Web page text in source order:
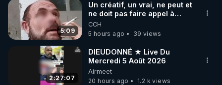
5:09
Un créatif, un vrai, ne peut et
ne doit pas faire appel à
l'intelligence artificielle
CCH
5 hours ago
39 views
2:27:07
DIEUDONNÉ ★ Live Du
Mercredi 5 Août 2026
Airmeet
20 hours ago
1.2 k views